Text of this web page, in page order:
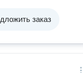
заказ